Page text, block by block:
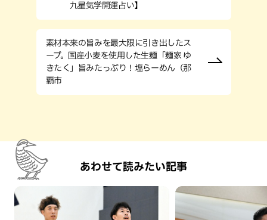
九星気学開運占い】
素材本来の旨みを最大限に引き出したス
ープ。国産小麦を使用した生麺「麺家 ゆ
きたく」旨みたっぷり！塩らーめん（那
覇市
あわせて読みたい記事